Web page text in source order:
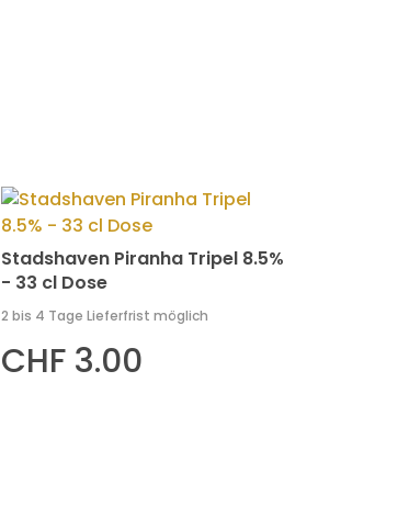
Stadshaven Piranha Tripel 8.5%
- 33 cl Dose
2 bis 4 Tage Lieferfrist möglich
CHF 3.00